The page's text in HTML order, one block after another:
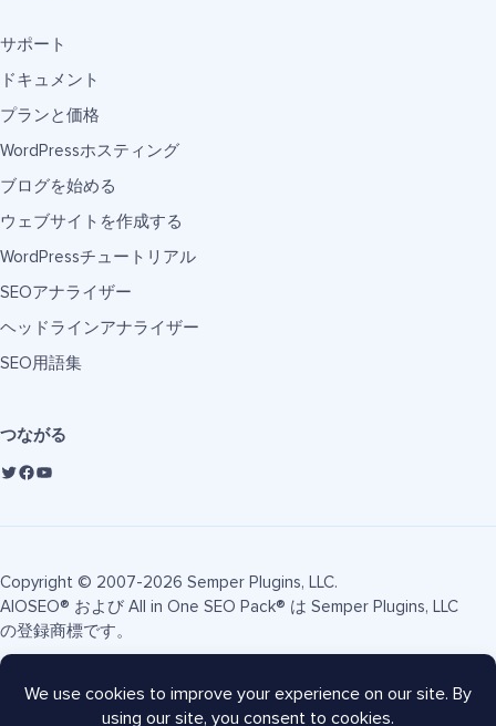
サポート
ドキュメント
プランと価格
WordPressホスティング
ブログを始める
ウェブサイトを作成する
WordPressチュートリアル
SEOアナライザー
ヘッドラインアナライザー
SEO用語集
つながる
Copyright © 2007-2026 Semper Plugins, LLC.
AIOSEO® および All in One SEO Pack® は Semper Plugins, LLC
の登録商標です。
利用規約 プライバシーポリシー FTC開示
サイトマップ
AIOSEOクーポン